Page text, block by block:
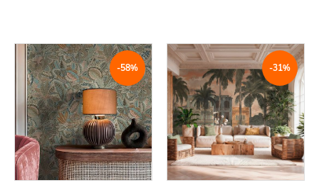
-58% -31%